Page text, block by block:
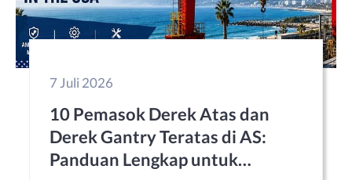
7 Juli 2026
10 Pemasok Derek Atas dan
Derek Gantry Teratas di AS:
Panduan Lengkap untuk